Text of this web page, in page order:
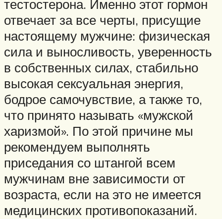
тестостерона. Именно этот гормон
отвечает за все черты, присущие
настоящему мужчине: физическая
сила и выносливость, уверенность
в собственных силах, стабильно
высокая сексуальная энергия,
бодрое самочувствие, а также то,
что принято называть «мужской
харизмой». По этой причине мы
рекомендуем выполнять
приседания со штангой всем
мужчинам вне зависимости от
возраста, если на это не имеется
медицинских противопоказаний.